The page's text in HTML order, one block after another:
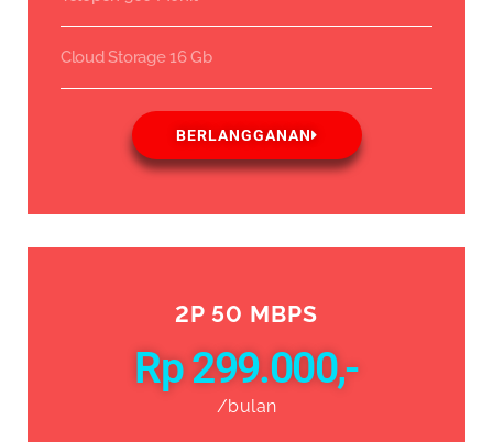
Cloud Storage 16 Gb
BERLANGGANAN
2P 50 MBPS
Rp 299.000,-
/bulan